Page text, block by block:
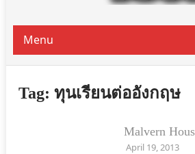
Menu
Tag: ทุนเรียนต่ออังกฤษ
Malvern
April 19, 2013